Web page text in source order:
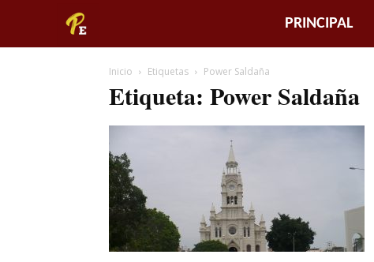
Empresarial
PRINCIPAL
Inicio Etiquetas Power Saldaña
Etiqueta: Power Saldaña